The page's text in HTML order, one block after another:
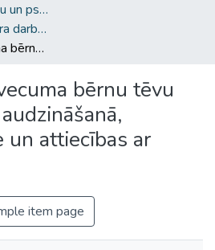
A -- Izglītības zinātņu un psiholoģijas fakultāte / Faculty of Education Sciences and Psychology
Bakalaura un maģistra darbi (PPMF) / Bachelor's and Master's theses
Sākumskolas vecuma bērnu tēvu iesaiste bērna audzināšanā, pašefektivitāte un attiecības ar bērna māti
bērnu tēvu
un attiecības ar
item page